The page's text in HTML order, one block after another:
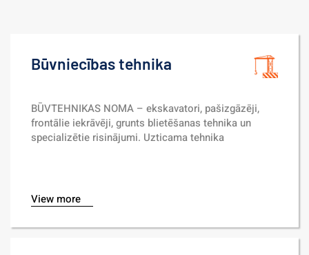
Būvniecības tehnika
BŪVTEHNIKAS NOMA – ekskavatori, pašizgāzēji,
frontālie iekrāvēji, grunts blietēšanas tehnika un
specializētie risinājumi. Uzticama tehnika
View more